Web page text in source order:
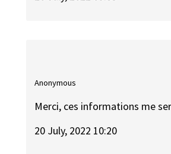
Anonymous
Merci, ces informations me
20 July, 2022 10:20